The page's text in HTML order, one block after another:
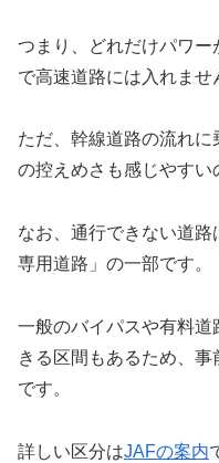
つまり、どれだけパワ
で高速道路には入れませ
ただ、幹線道路の流れ
の控えめさも感じやすい
なお、通行できない道
専用道路」の一部です。
一般のバイパスや有料
きる区間もあるため、
です。
詳しい区分はJAFの案内